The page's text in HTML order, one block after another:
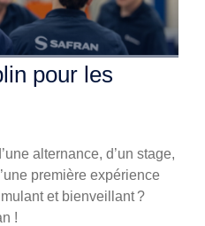
pour les
alternance, d’un stage,
première expérience
et bienveillant ?
!